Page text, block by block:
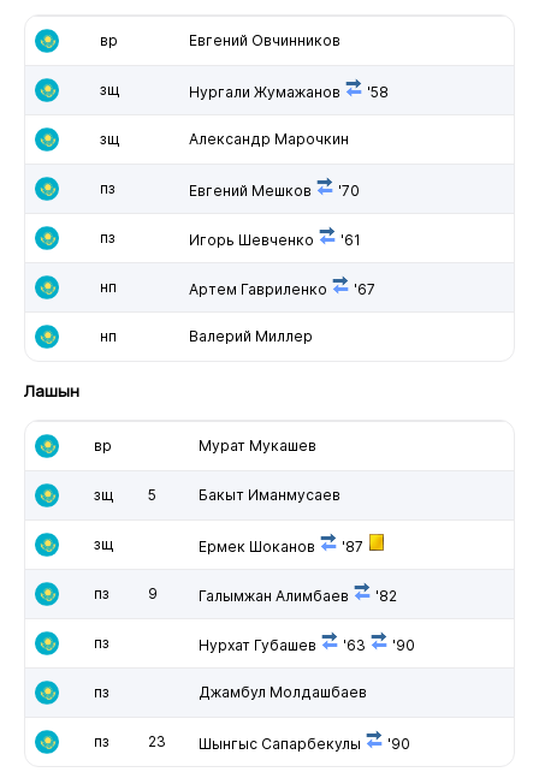
вр Евгений Овчинников
зщ Нургали Жумажанов '58
зщ Александр Марочкин
пз Евгений Мешков '70
пз Игорь Шевченко '61
нп Артем Гавриленко '67
нп Валерий Миллер
Лашын
вр Мурат Мукашев
зщ 5 Бакыт Иманмусаев
зщ Ермек Шоканов '87
пз 9 Галымжан Алимбаев '82
пз Нурхат Губашев '63 '90
пз Джамбул Молдашбаев
пз 23 Шынгыс Сапарбекулы '90